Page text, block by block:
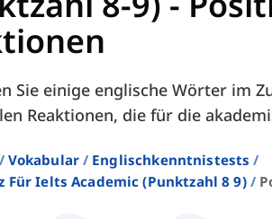
Sie einige englische Wörter im
Reaktionen, die für die
Vokabular
Englischkenntnistests
Für Ielts Academic (punktzahl 8 9)